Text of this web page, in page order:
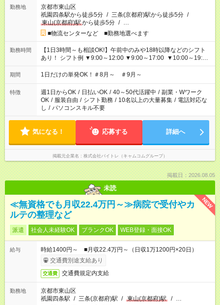
勤務地
京都市東山区
祇園四条駅から徒歩5分 / 三条(京都府)駅から徒歩5分 /
東山(京都府)駅から徒歩5分 / …
■物流センターなど ■勤務地選べます
勤務時間
【1日3時間～も相談OK!】午前中のみや18時以降などのシフト
あり！ シフト例 ▼9:00～12:00 ▼9:00～17:00 ▼10:00～19:00
▼18:00～21:00
期間 1日だけの単発OK！＃8月～ ＃9月～
特徴 週1日からOK / 日払いOK / 40～50代活躍中 / 副業・Wワーク
OK / 服装自由 / シフト勤務 / 10名以上の大量募集 / 電話対応な
し / パソコンスキル不要
気になる！ 応募する 詳細へ
掲載元企業名 株式会社バイトレ（キャムコムグループ）
掲載日：2026.08.05
未読
NEW
≪無資格でも月収22.4万円～≫病院で受付やカ
ルテの整理など
派遣 社会人未経験OK ブランクOK WEB登録・面接OK
給与
時給1400円～ ■月収22.4万円～（日収1万1200円×20日）
交通費別途支給あり
交通費 交通費規定内支給
勤務地
京都市東山区
祇園四条駅 / 三条(京都府)駅 / 東山(京都府)駅 / …